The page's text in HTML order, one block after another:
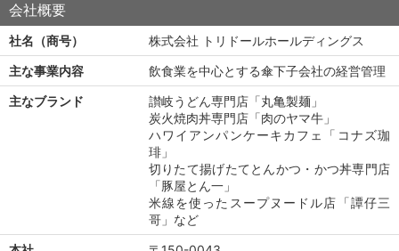
会社概要
社名（商号）
株式会社 トリドールホールディングス
主な事業内容
飲食業を中心とする傘下子会社の経営管理
主なブランド
讃岐うどん専門店「丸亀製麺」
炭火焼肉丼専門店「肉のヤマ牛」
ハワイアンパンケーキカフェ「コナズ珈
琲」
切りたて揚げたてとんかつ・かつ丼専門店
「豚屋とん一」
米線を使ったスープヌードル店「譚仔三
哥」など